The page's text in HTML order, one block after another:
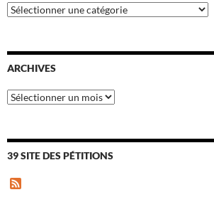
Catégories
ARCHIVES
Archives
39 SITE DES PÉTITIONS